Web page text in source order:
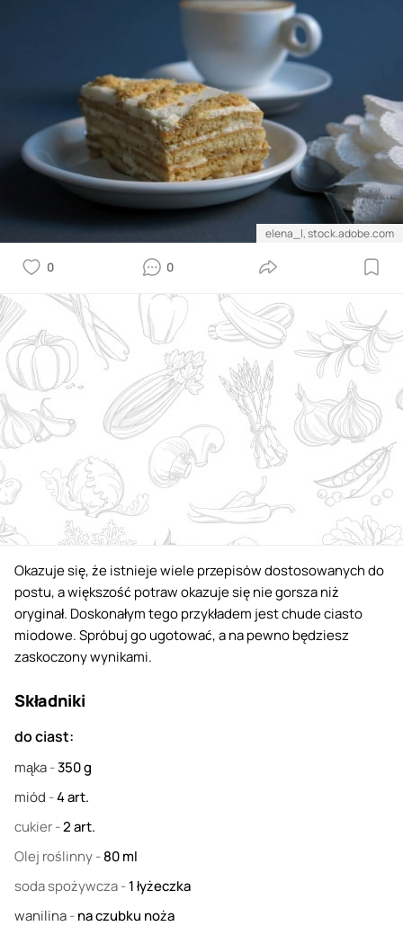
elena_l, stock.adobe.com
0 0
Okazuje się, że istnieje wiele przepisów dostosowanych do
postu, a większość potraw okazuje się nie gorsza niż
oryginał. Doskonałym tego przykładem jest chude ciasto
miodowe. Spróbuj go ugotować, a na pewno będziesz
zaskoczony wynikami.
Składniki
do ciast:
mąka-350g
miód -4art.
cukier-2art.
Olej roślinny-80ml
soda spożywcza-1łyżeczka
wanilina-na czubku noża